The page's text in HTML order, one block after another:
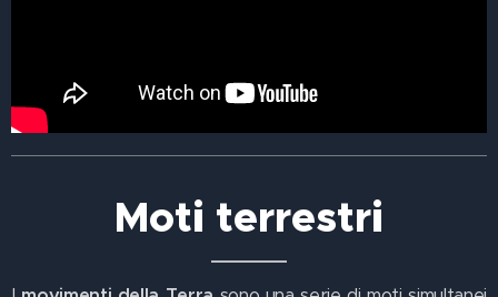
Moti terrestri